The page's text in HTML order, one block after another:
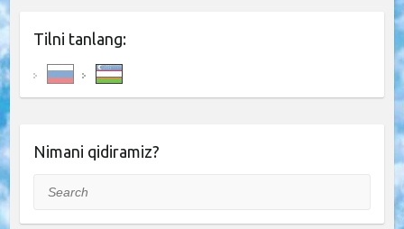
Tilni tanlang:
Nimani qidiramiz?
Search